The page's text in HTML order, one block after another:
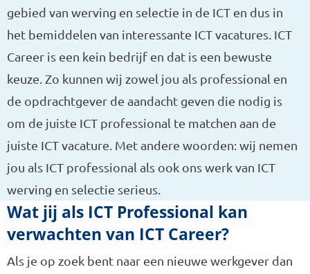
gebied van werving en selectie in de ICT en dus in
het bemiddelen van interessante ICT vacatures. ICT
Career is een kein bedrijf en dat is een bewuste
keuze. Zo kunnen wij zowel jou als professional en
de opdrachtgever de aandacht geven die nodig is
om de juiste ICT professional te matchen aan de
juiste ICT vacature. Met andere woorden: wij nemen
jou als ICT professional als ook ons werk van ICT
werving en selectie serieus.
Wat jij als ICT Professional kan
verwachten van ICT Career?
Als je op zoek bent naar een nieuwe werkgever dan